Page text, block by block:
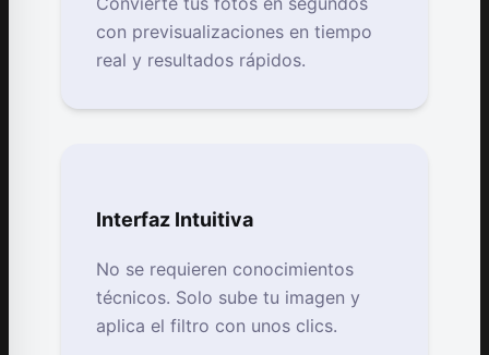
con previsualizaciones en tiempo
real y resultados rápidos.
Interfaz Intuitiva
No se requieren conocimientos
técnicos. Solo sube tu imagen y
aplica el filtro con unos clics.